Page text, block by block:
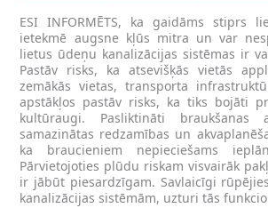
ESI INFORMĒTS, ka gaidāms stiprs
ietekmē augsne kļūs mitra un var
lietus ūdeņu kanalizācijas sistēmas ir
Pastāv risks, ka atsevišķās vietās
zemākās vietas, transporta
apstākļos pastāv risks, ka tiks bojāti
kultūraugi. Pasliktināti
samazinātas redzamības un
ka braucieniem nepieciešams
Pārvietojoties plūdu riskam visvairāk
ir jābūt piesardzīgam. Savlaicīgi
kanalizācijas sistēmām, uzturi tās